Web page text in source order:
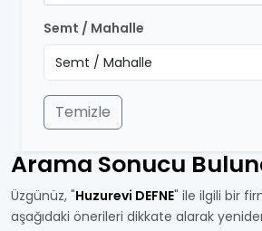
Semt / Mahalle
Temizle
Arama Sonucu
Üzgünüz, "Huzurevi DEFNE" ile ilgili bir
aşağıdaki önerileri dikkate alarak